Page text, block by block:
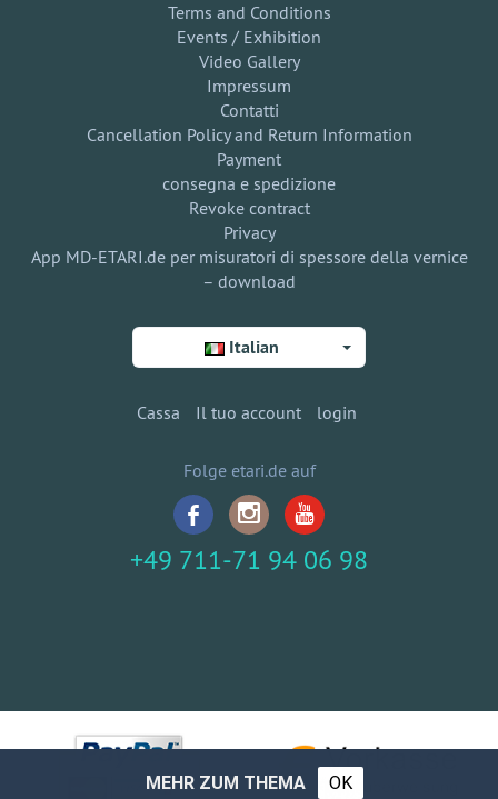
Terms and Conditions
Events / Exhibition
Video Gallery
Impressum
Contatti
Cancellation Policy and Return Information
Payment
consegna e spedizione
Revoke contract
Privacy
App MD-ETARI.de per misuratori di spessore della vernice
– download
Italian
Cassa Il tuo account login
Folge etari.de auf
+49 711-71 94 06 98
MEHR ZUM THEMA OK